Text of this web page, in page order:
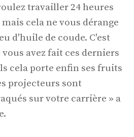
travailler 24 heures
cela ne vous dérange
d'huile de coude. C'est
avez fait ces derniers
cela porte enfin ses fruits
projecteurs sont
sur votre carrière » a